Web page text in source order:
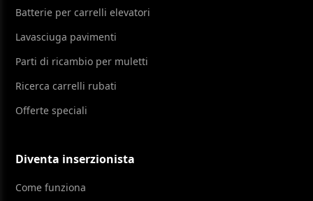
Batterie per carrelli elevatori
Lavasciuga pavimenti
Parti di ricambio per muletti
Ricerca carrelli rubati
Offerte speciali
Diventa inserzionista
Come funziona